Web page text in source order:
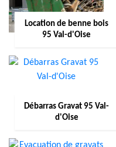
Location de benne bois
95 Val-d'Oise
Débarras Gravat 95 Val-
d'Oise